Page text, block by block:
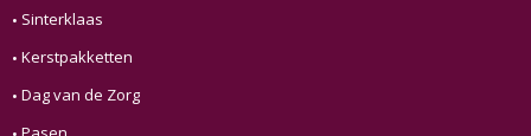
Sinterklaas
Kerstpakketten
Dag van de Zorg